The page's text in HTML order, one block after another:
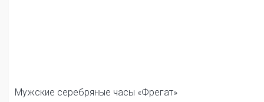
Мужские серебряные часы «Фрегат»